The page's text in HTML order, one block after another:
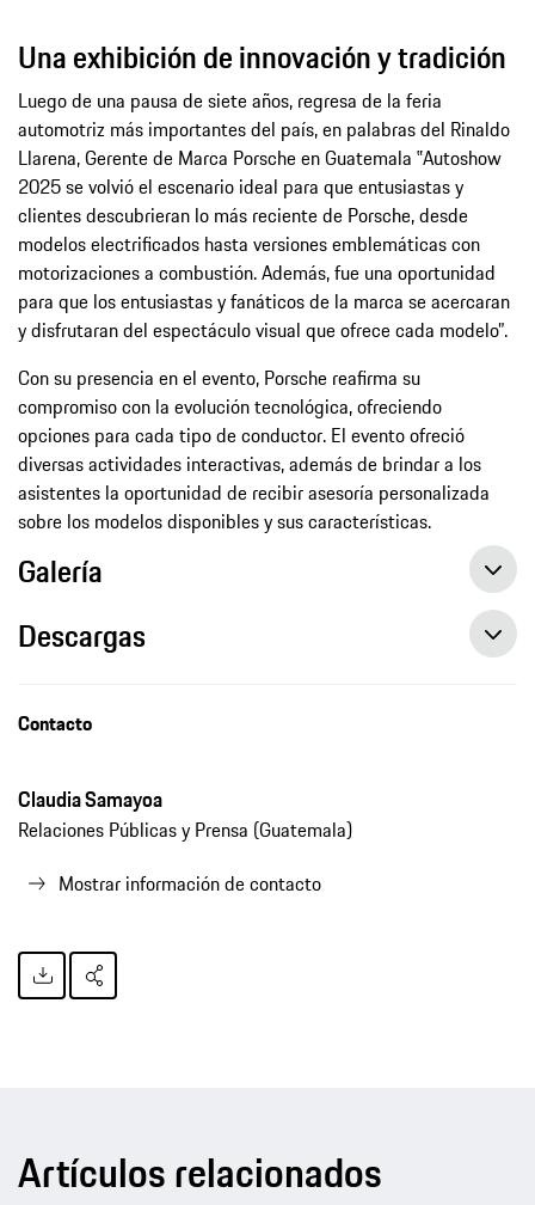
Una exhibición de innovación y tradición
Luego de una pausa de siete años, regresa de la feria
automotriz más importantes del país, en palabras del Rinaldo
Llarena, Gerente de Marca Porsche en Guatemala ‟Autoshow
2025 se volvió el escenario ideal para que entusiastas y
clientes descubrieran lo más reciente de Porsche, desde
modelos electrificados hasta versiones emblemáticas con
motorizaciones a combustión. Además, fue una oportunidad
para que los entusiastas y fanáticos de la marca se acercaran
y disfrutaran del espectáculo visual que ofrece cada modelo”.
Con su presencia en el evento, Porsche reafirma su
compromiso con la evolución tecnológica, ofreciendo
opciones para cada tipo de conductor. El evento ofreció
diversas actividades interactivas, además de brindar a los
asistentes la oportunidad de recibir asesoría personalizada
sobre los modelos disponibles y sus características.
Galería
Descargas
Contacto
Claudia Samayoa
Relaciones Públicas y Prensa (Guatemala)
Mostrar información de contacto
Artículos relacionados